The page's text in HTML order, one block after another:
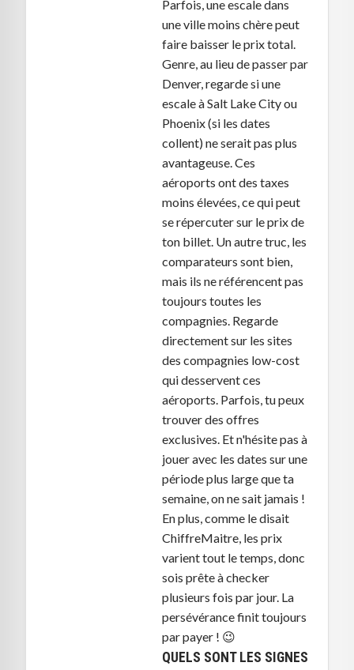
Parfois, une escale dans
une ville moins chère peut
faire baisser le prix total.
Genre, au lieu de passer par
Denver, regarde si une
escale à Salt Lake City ou
Phoenix (si les dates
collent) ne serait pas plus
avantageuse. Ces
aéroports ont des taxes
moins élevées, ce qui peut
se répercuter sur le prix de
ton billet. Un autre truc, les
comparateurs sont bien,
mais ils ne référencent pas
toujours toutes les
compagnies. Regarde
directement sur les sites
des compagnies low-cost
qui desservent ces
aéroports. Parfois, tu peux
trouver des offres
exclusives. Et n'hésite pas à
jouer avec les dates sur une
période plus large que ta
semaine, on ne sait jamais !
En plus, comme le disait
ChiffreMaitre, les prix
varient tout le temps, donc
sois prête à checker
plusieurs fois par jour. La
persévérance finit toujours
par payer ! 😉
QUELS SONT LES SIGNES